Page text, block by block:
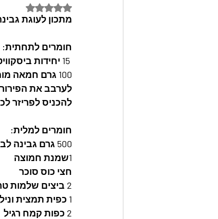
דירוג של NaN מתוך 5 כוכבים
מתכון לעוגת
חומרים לתחתית:
100 גרם חמאה מומסת
לערבב את
להכניס לפריזר
חומרים למלית:
500 גרם גבינה לבנה 5%
1שמנת חמוצה
חצי כוס סוכר
2 ביצים שלמות טרופות
1 כפית תמצית וניל
2 כפות קמח רגיל